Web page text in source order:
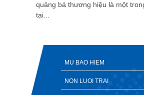
quảng bá thương hiệu là một
tại...
MU BAO HIEM
NON LUOI TRAI